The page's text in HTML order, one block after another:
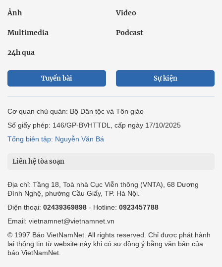
Ảnh Video
Multimedia Podcast
24h qua
Tuyến bài Sự kiện
Cơ quan chủ quản: Bộ Dân tộc và Tôn giáo
Số giấy phép: 146/GP-BVHTTDL, cấp ngày 17/10/2025
Tổng biên tập: Nguyễn Văn Bá
Liên hệ tòa soạn
Địa chỉ: Tầng 18, Toà nhà Cục Viễn thông (VNTA), 68 Dương
Đình Nghệ, phường Cầu Giấy, TP. Hà Nội.
Điện thoại: 02439369898 - Hotline: 0923457788
Email: vietnamnet@vietnamnet.vn
© 1997 Báo VietNamNet. All rights reserved. Chỉ được phát hành
lại thông tin từ website này khi có sự đồng ý bằng văn bản của
báo VietNamNet.